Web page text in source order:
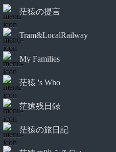
茫猿の提言
Tram&LocalRailway
My Families
茫猿 's Who
茫猿残日録
茫猿の旅日記